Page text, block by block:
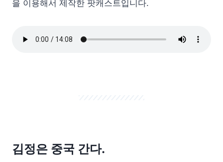
을 이용해서 제작한 팟캐스트입니다.
김정은 중국 간다.